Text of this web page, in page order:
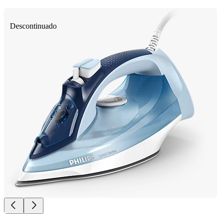
Descontinuado